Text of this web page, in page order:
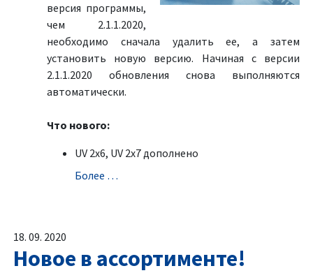
версия программы,
чем 2.1.1.2020,
необходимо сначала удалить ее, а затем
установить новую версию. Начиная с версии
2.1.1.2020 обновления снова выполняются
автоматически.
Что нового:
UV 2x6, UV 2x7 дополненo
Болeе …
18. 09. 2020
Новое в ассортименте!